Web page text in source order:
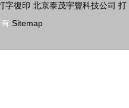
字復印 北京泰茂宇豐科技公司 打
Sitemap